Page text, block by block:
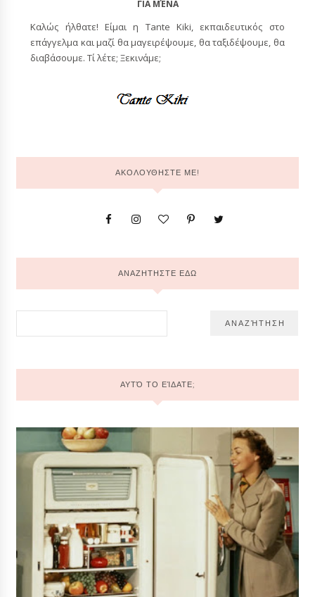
ΓΙΑ ΜΈΝΑ
Καλώς ήλθατε! Είμαι η Tante Kiki, εκπαιδευτικός στο
επάγγελμα και μαζί θα μαγειρέψουμε, θα ταξιδέψουμε, θα
διαβάσουμε. Τί λέτε; Ξεκινάμε;
ΑΚΟΛΟΥΘΗΣΤΕ ΜΕ!
ΑΝΑΖΗΤΗΣΤΕ ΕΔΩ
ΑΥΤΌ ΤΟ ΕΊΔΑΤΕ;